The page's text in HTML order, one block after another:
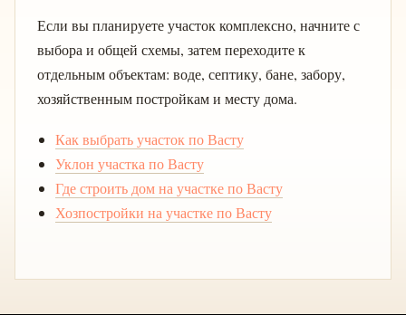
Если вы планируете участок комплексно, начните с
выбора и общей схемы, затем переходите к
отдельным объектам: воде, септику, бане, забору,
хозяйственным постройкам и месту дома.
Как выбрать участок по Васту
Уклон участка по Васту
Где строить дом на участке по Васту
Хозпостройки на участке по Васту